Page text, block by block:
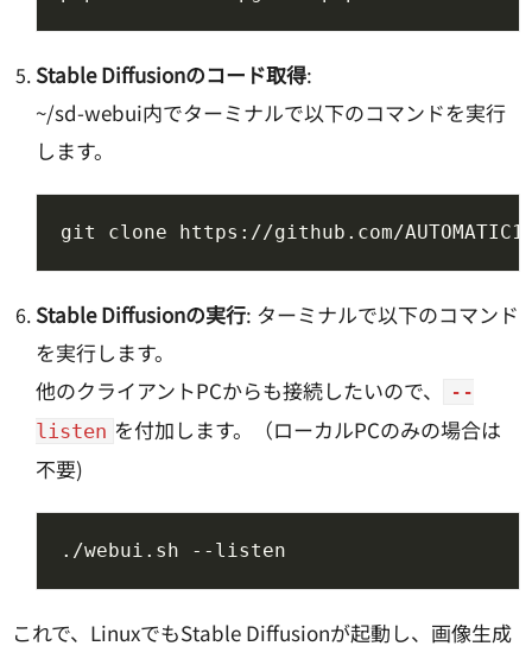
Stable Diffusionのコード取得:
~/sd-webui内でターミナルで以下のコマンドを実行
します。
Stable Diffusionの実行: ターミナルで以下のコマンド
を実行します。
他のクライアントPCからも接続したいので、
--
listen を付加します。（ローカルPCのみの場合は
不要)
これで、LinuxでもStable Diffusionが起動し、画像生成